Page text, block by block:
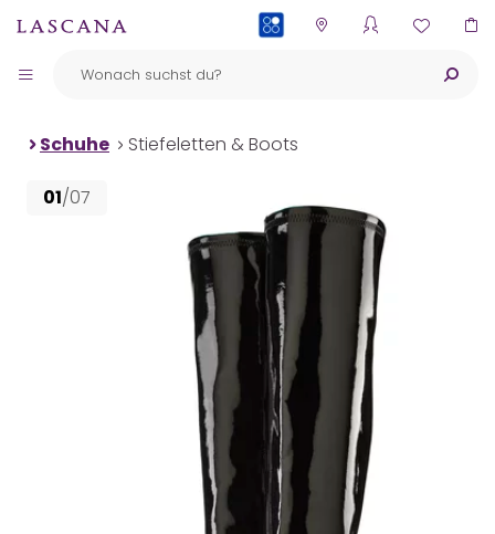
Schuhe Stiefeletten & Boots
01/07